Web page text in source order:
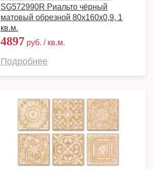
SG572990R Риальто чёрный
матовый обрезной 80x160x0,9, 1
кв.м.
4897 руб. / кв.м.
Подробнее